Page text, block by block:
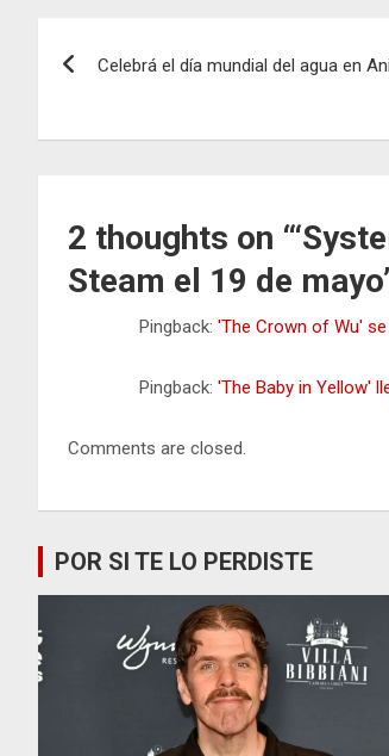
entradas
Celebrá el día mundial del agua en
2 thoughts on “
Steam el 19 de mayo
Pingback: 'The Crown of Wu'
Pingback: 'The Baby in Yellow'
Comments are closed.
POR SI TE LO PERDISTE